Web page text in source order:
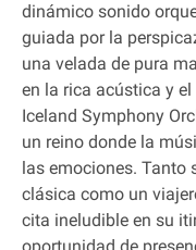
dinámico sonido
guiada por la
una velada de pura
en la rica acústica y
Iceland Symphony
un reino donde la
las emociones. Tanto
clásica como un
cita ineludible en su